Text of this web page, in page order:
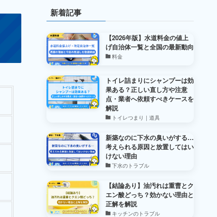
新着記事
【2026年版】水道料金の値上
げ自治体一覧と全国の最新動向
料金
トイレ詰まりにシャンプーは効
果ある？正しい直し方や注意
点・業者へ依頼すべきケースを
解説
トイレつまり｜道具
新築なのに下水の臭いがする…
考えられる原因と放置してはい
けない理由
下水のトラブル
【結論あり】油汚れは重曹とク
エン酸どっち？効かない理由と
正解を解説
キッチンのトラブル